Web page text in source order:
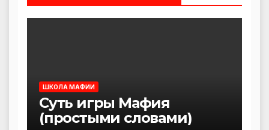
ШКОЛА МАФИИ
Суть игры Мафия
(простыми словами)